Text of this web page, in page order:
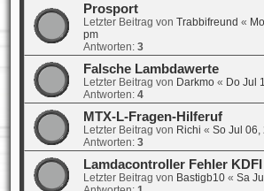
Prosport
Letzter Beitrag von Trabbifreund «
pm
Antworten: 3
Falsche Lambdawerte
Letzter Beitrag von Darkmo« Do Jul
Antworten: 4
MTX-L-Fragen-Hilferuf
Letzter Beitrag von Richi « So Jul 06,
Antworten: 3
Lamdacontroller Fehler KDFI
Letzter Beitrag von Bastigb10« Sa